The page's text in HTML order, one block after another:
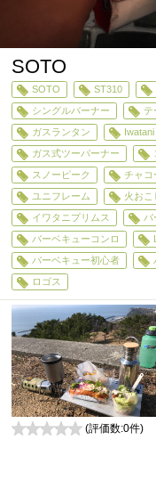
SOTO
SOTO ST310
シングルバーナー
テ
ガスランタン
Iwatani
ガス式ツーバーナー
スノーピーク
チャコ
ユニフレーム
火おこ
イワタニプリムス
バ
バーベキューコンロ
バーベキュー初心者
ロゴス
(評価数:0件)